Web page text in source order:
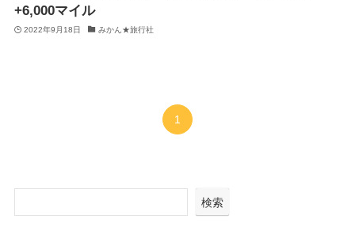
+6,000マイル
2022年9月18日 みかん★旅行社
1
検索